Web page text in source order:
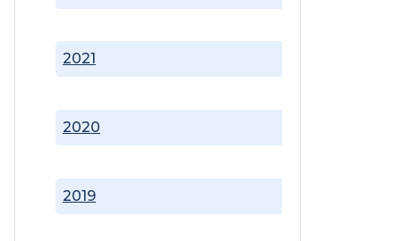
2019
2020
2021